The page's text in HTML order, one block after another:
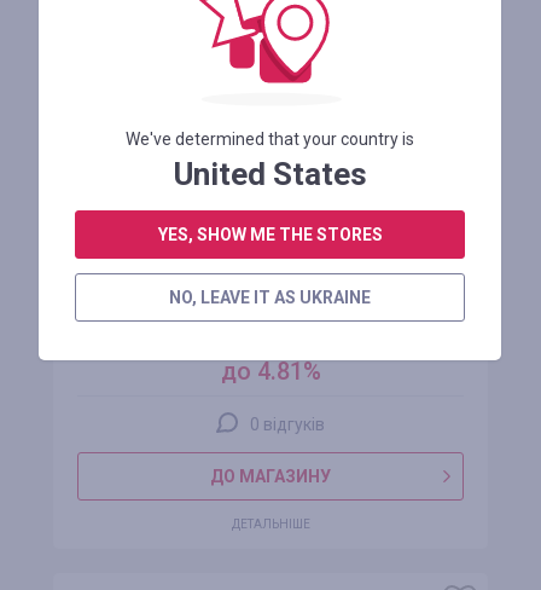
samsung.com
до 4.81%
0 відгуків
ДО МАГАЗИНУ
ДЕТАЛЬНІШЕ
We've determined that your country is
United States
YES, SHOW ME THE STORES
NO, LEAVE IT AS UKRAINE